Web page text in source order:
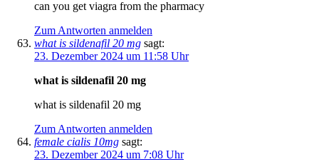
can you get viagra from the pharmacy
Zum Antworten anmelden
what is sildenafil 20 mg sagt:
23. Dezember 2024 um 11:58 Uhr
what is sildenafil 20 mg
what is sildenafil 20 mg
Zum Antworten anmelden
female cialis 10mg sagt:
23. Dezember 2024 um 7:08 Uhr